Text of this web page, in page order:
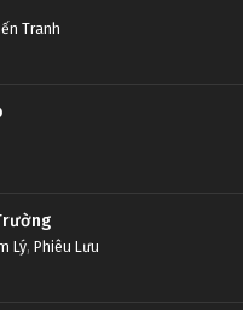
Tranh
Lý, Phiêu Lưu